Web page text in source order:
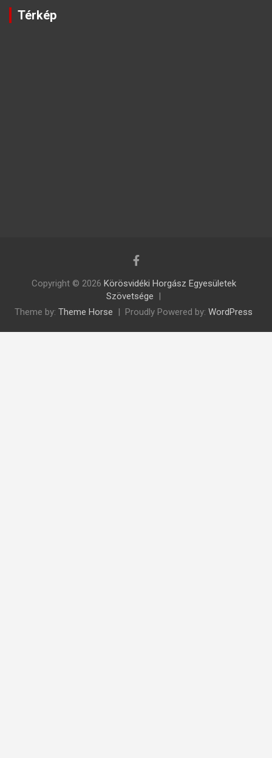
Térkép
Copyright © 2026 Körösvidéki Horgász Egyesületek
Szövetsége
Theme by: Theme Horse Proudly Powered by: WordPress